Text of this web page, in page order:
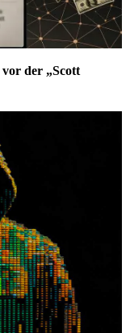
der „Scott